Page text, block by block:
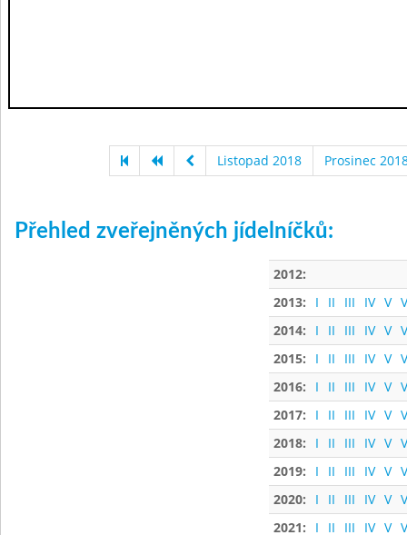
Listopad 2018 Prosinec
Přehled zveřejněných jídelníčků:
2012:
2013:
I II III IV V
2014:
I II III IV V
2015:
I II III IV V
2016:
I II III IV V
2017:
I II III IV V
2018:
I II III IV V
2019:
I II III IV V
2020:
I II III IV V
2021:
I II III IV V